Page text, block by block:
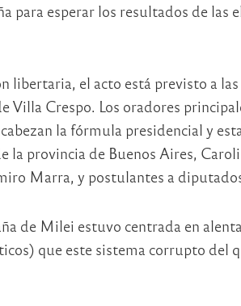
para esperar los resultados de las
libertaria, el acto está previsto a
Villa Crespo. Los oradores
la fórmula presidencial y
la provincia de Buenos Aires,
Marra, y postulantes a
de Milei estuvo centrada en
que este sistema corrupto del